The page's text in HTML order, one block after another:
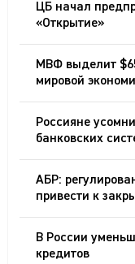
ЦБ начал
«Открытие»
МВФ выделит
мировой
Россияне
банковских
АБР:
привести к
В России
кредитов